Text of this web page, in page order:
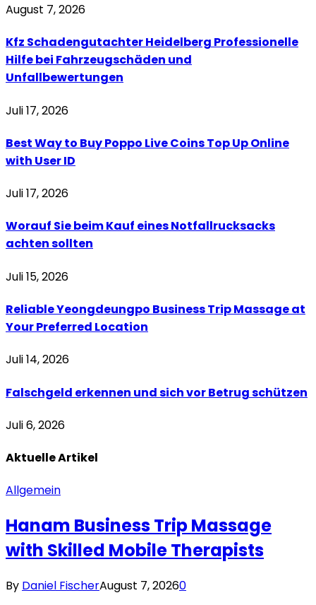
August 7, 2026
Kfz Schadengutachter Heidelberg Professionelle
Hilfe bei Fahrzeugschäden und
Unfallbewertungen
Juli 17, 2026
Best Way to Buy Poppo Live Coins Top Up Online
with User ID
Juli 17, 2026
Worauf Sie beim Kauf eines Notfallrucksacks
achten sollten
Juli 15, 2026
Reliable Yeongdeungpo Business Trip Massage at
Your Preferred Location
Juli 14, 2026
Falschgeld erkennen und sich vor Betrug schützen
Juli 6, 2026
AktuelleArtikel
Allgemein
Hanam Business Trip Massage
with Skilled Mobile Therapists
By Daniel FischerAugust 7, 20260